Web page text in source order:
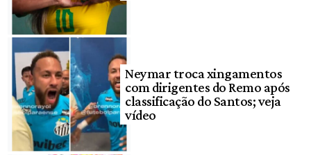
Neymar troca xingamentos
com dirigentes do Remo após
classificação do Santos; veja
vídeo